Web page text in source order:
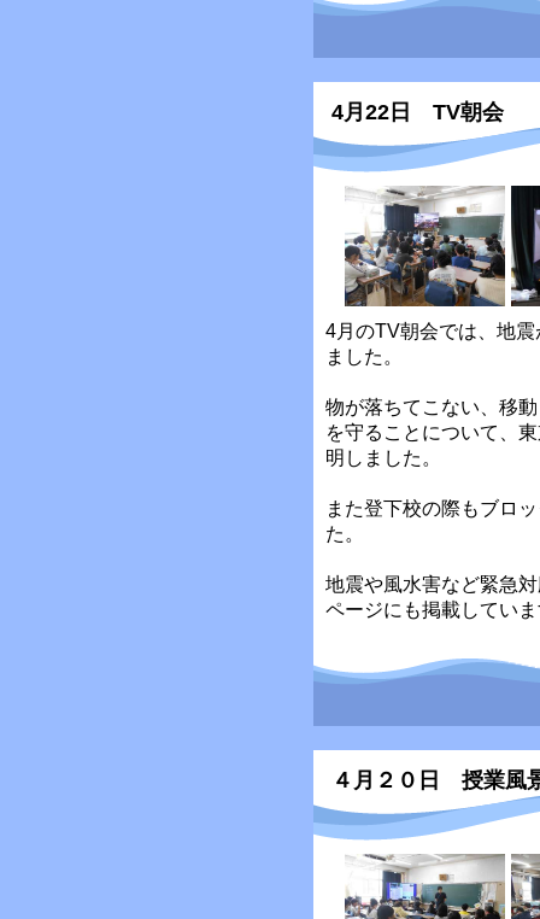
4月22日 TV朝会
4月のTV朝会では、地
ました。
物が落ちてこない、移
を守ることについて、
明しました。
また登下校の際もブロ
た。
地震や風水害など緊急
ページにも掲載してい
４月２０日 授業風